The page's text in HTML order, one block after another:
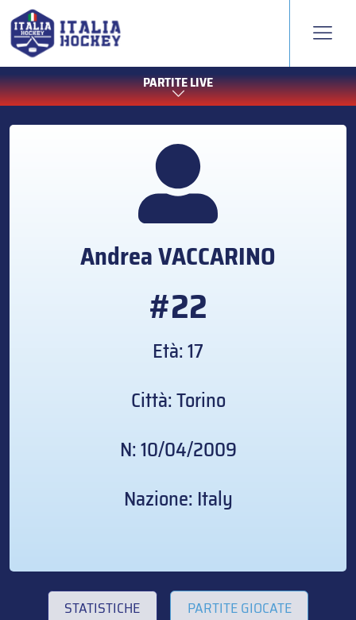
PARTITE LIVE
AndreaVACCARINO
#22
Età: 17
Città: Torino
N: 10/04/2009
Nazione: Italy
STATISTICHE PARTITE GIOCATE